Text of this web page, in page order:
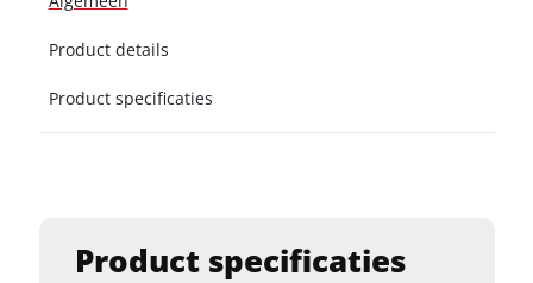
Product specificaties
Product details
Product specificaties